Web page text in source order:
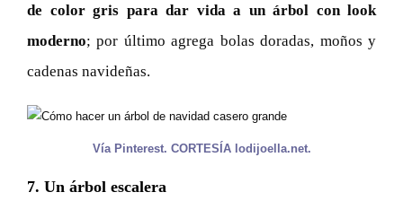
de color gris para dar vida a un árbol con look
moderno; por último agrega bolas doradas, moños y
cadenas navideñas.
Vía Pinterest. CORTESÍA lodijoella.net.
7. Un árbol escalera